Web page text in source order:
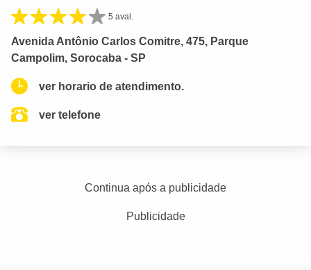
5 aval.
Avenida Antônio Carlos Comitre, 475, Parque
Campolim, Sorocaba - SP
ver horario de atendimento.
ver telefone
Continua após a publicidade
Publicidade